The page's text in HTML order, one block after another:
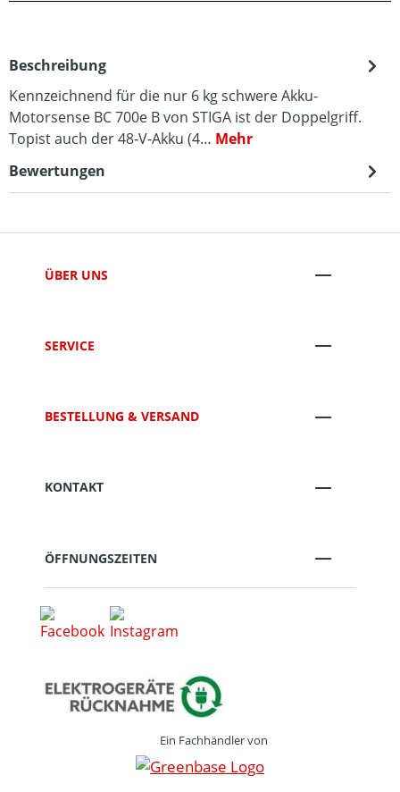
Beschreibung
Kennzeichnend für die nur 6 kg schwere Akku-
Motorsense BC 700e B von STIGA ist der Doppelgriff.
Topist auch der 48-V-Akku (4… Mehr
Bewertungen
ÜBER UNS
SERVICE
BESTELLUNG & VERSAND
KONTAKT
ÖFFNUNGSZEITEN
Ein Fachhändler von